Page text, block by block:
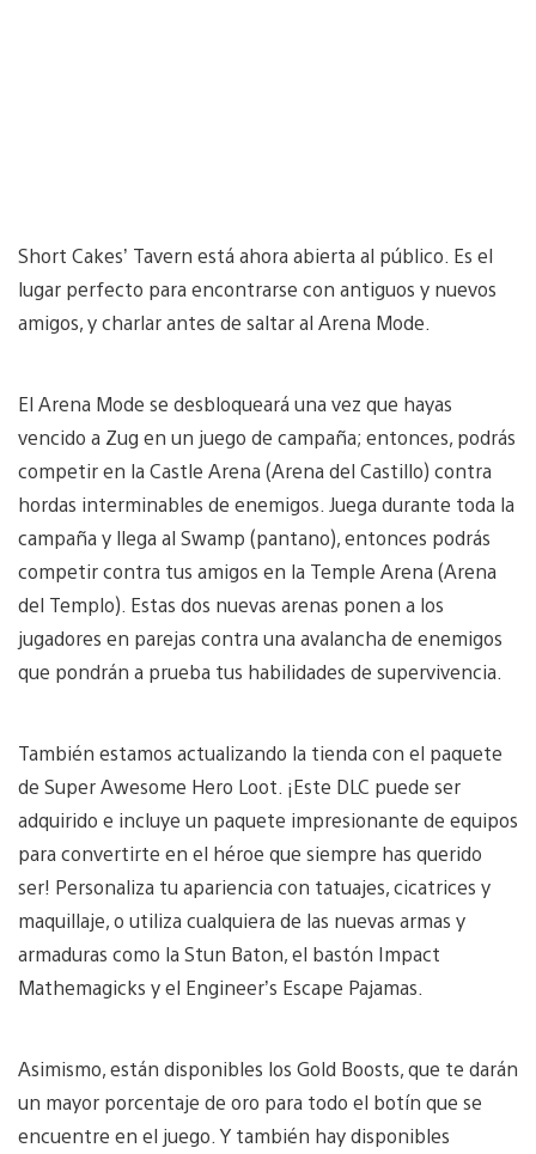
Short Cakes’ Tavern está ahora abierta al público. Es el
lugar perfecto para encontrarse con antiguos y nuevos
amigos, y charlar antes de saltar al Arena Mode.
El Arena Mode se desbloqueará una vez que hayas
vencido a Zug en un juego de campaña; entonces, podrás
competir en la Castle Arena (Arena del Castillo) contra
hordas interminables de enemigos. Juega durante toda la
campaña y llega al Swamp (pantano), entonces podrás
competir contra tus amigos en la Temple Arena (Arena
del Templo). Estas dos nuevas arenas ponen a los
jugadores en parejas contra una avalancha de enemigos
que pondrán a prueba tus habilidades de supervivencia.
También estamos actualizando la tienda con el paquete
de Super Awesome Hero Loot. ¡Este DLC puede ser
adquirido e incluye un paquete impresionante de equipos
para convertirte en el héroe que siempre has querido
ser! Personaliza tu apariencia con tatuajes, cicatrices y
maquillaje, o utiliza cualquiera de las nuevas armas y
armaduras como la Stun Baton, el bastón Impact
Mathemagicks y el Engineer’s Escape Pajamas.
Asimismo, están disponibles los Gold Boosts, que te darán
un mayor porcentaje de oro para todo el botín que se
encuentre en el juego. Y también hay disponibles